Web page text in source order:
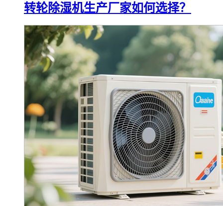
转轮除湿机生产厂家如何选择？